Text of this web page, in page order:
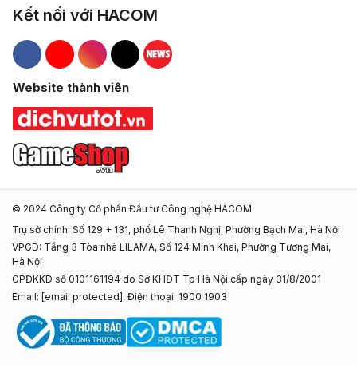
Kết nối với HACOM
Hacom Facebook
Hacom YouTube
Hacom Instagram
Hacom TikTok
Website thành viên
© 2024 Công ty Cổ phần Đầu tư Công nghệ HACOM
Trụ sở chính: Số 129 + 131, phố Lê Thanh Nghị, Phường Bạch Mai, Hà Nội
VPGD: Tầng 3 Tòa nhà LILAMA, Số 124 Minh Khai, Phường Tương Mai,
Hà Nội
GPĐKKD số 0101161194 do Sở KHĐT Tp Hà Nội cấp ngày 31/8/2001
Email: [email protected] , Điện thoại: 1900 1903